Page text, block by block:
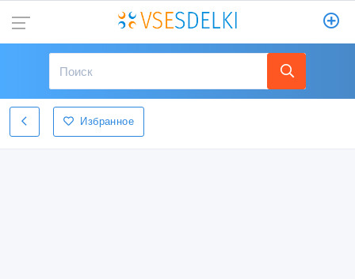
Избранное